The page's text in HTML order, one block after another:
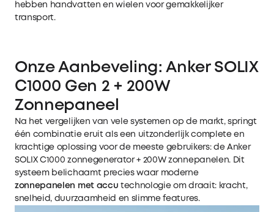
hebben handvatten en wielen voor gemakkelijker
transport.
Onze Aanbeveling: Anker SOLIX
C1000 Gen 2 + 200W
Zonnepaneel
Na het vergelijken van vele systemen op de markt, springt
één combinatie eruit als een uitzonderlijk complete en
krachtige oplossing voor de meeste gebruikers: de Anker
SOLIX C1000 zonnegenerator + 200W zonnepanelen. Dit
systeem belichaamt precies waar moderne
zonnepanelen met accu technologie om draait: kracht,
snelheid, duurzaamheid en slimme features.